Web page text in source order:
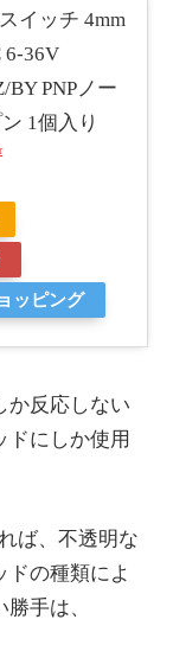
イッチ 4mm
6-36V
BY PNPノー
1個入り
ッピング
か反応しない
ドにしか使用
ば、不透明な
の種類によ
手は、